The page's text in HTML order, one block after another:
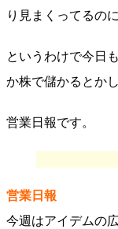
り見まくってるのに
というわけで今日
か株で儲かるとか
営業日報です。
営業日報
今週はアイデムの